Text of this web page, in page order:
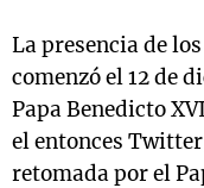
La presencia de
comenzó el 12 de
Papa Benedicto
el entonces
retomada por el